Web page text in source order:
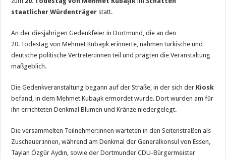
staatlicher Würdenträger statt.
An der diesjährigen Gedenkfeier in Dortmund, die an den
20. Todestag von Mehmet Kubaşık erinnerte, nahmen türkische und
deutsche politische Vertreter:innen teil und prägten die Veranstaltung
maßgeblich.
Die Gedenkveranstaltung begann auf der Straße, in der sich der Kiosk
befand, in dem Mehmet Kubaşık ermordet wurde. Dort wurden am für
ihn errichteten Denkmal Blumen und Kränze niedergelegt.
Die versammelten Teilnehmer:innen warteten in den Seitenstraßen als
Zuschauer:innen, während am Denkmal der Generalkonsul von Essen,
Taylan Özgür Aydın, sowie der Dortmunder CDU-Bürgermeister